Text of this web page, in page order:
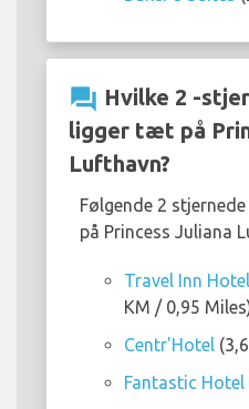
question_answer Hvilke 2 -
ligger tæt på
Lufthavn?
Følgende 2
på Princess Juliana
Travel Inn
KM / 0,95
Centr'Hotel
Fantastic Hotel